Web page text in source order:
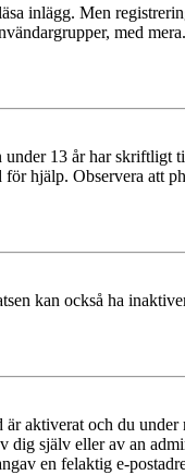
inlägg. Men
med
13 år har skriftligt
för hjälp. Observera att
kan också ha
aktiverat och du
dig själv eller av an
en felaktig e-